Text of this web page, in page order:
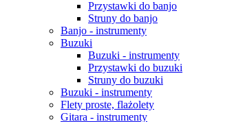
Przystawki do banjo
Struny do banjo
Banjo - instrumenty
Buzuki
Buzuki - instrumenty
Przystawki do buzuki
Struny do buzuki
Buzuki - instrumenty
Flety proste, flażolety
Gitara - instrumenty